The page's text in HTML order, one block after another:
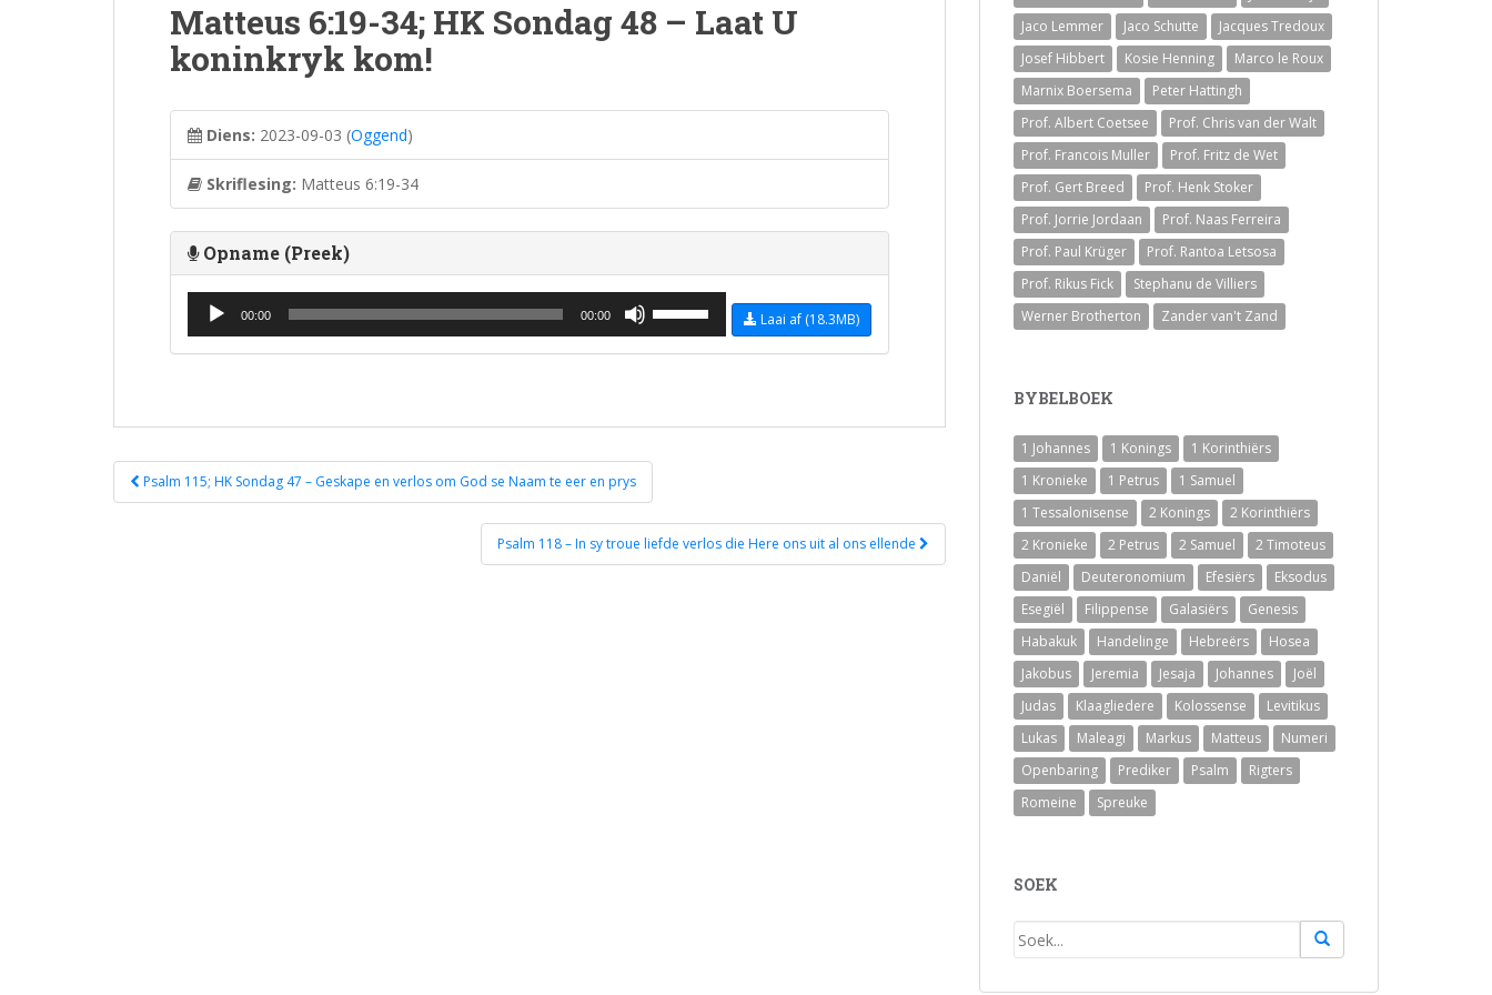
Matteus 6:19-34; HK Sondag 48 – Laat U
koninkryk kom!
Diens: 2023-09-03 (Oggend)
Skriflesing: Matteus 6:19-34
Opname (Preek)
Audio Player
00:00 00:00
Use Up/Down Arrow keys to increase or decrease volume.
Laai af (18.3MB)
Post
Psalm 115; HK Sondag 47 – Geskape en verlos om God se Naam te eer en prys
Psalm 118 – In sy troue liefde verlos die Here ons uit al ons ellende
Jaco Lemmer
Jaco Schutte
Jacques Tredoux
Josef Hibbert
Kosie Henning
Marco le Roux
Marnix Boersema
Peter Hattingh
Prof. Albert Coetsee
Prof. Chris van der Walt
Prof. Francois Muller
Prof. Fritz de Wet
Prof. Gert Breed
Prof. Henk Stoker
Prof. Jorrie Jordaan
Prof. Naas Ferreira
Prof. Paul Krüger
Prof. Rantoa Letsosa
Prof. Rikus Fick
Stephanu de Villiers
Werner Brotherton
Zander van't Zand
BYBELBOEK
1 Johannes 1 Konings
1 Korinthiërs
1 Kronieke
1 Petrus
1 Samuel
1 Tessalonisense
2 Konings
2 Korinthiërs
2 Kronieke
2 Petrus 2 Samuel
2 Timoteus
Daniël
Deuteronomium Efesiërs
Eksodus
Esegiël
Filippense Galasiërs
Genesis
Habakuk
Handelinge Hebreërs
Hosea
Jakobus
Jeremia Jesaja Johannes
Joël
Judas
Klaagliedere Kolossense
Levitikus
Lukas
Maleagi Markus Matteus
Numeri
Openbaring
Prediker Psalm
Rigters
Romeine
Spreuke
SOEK